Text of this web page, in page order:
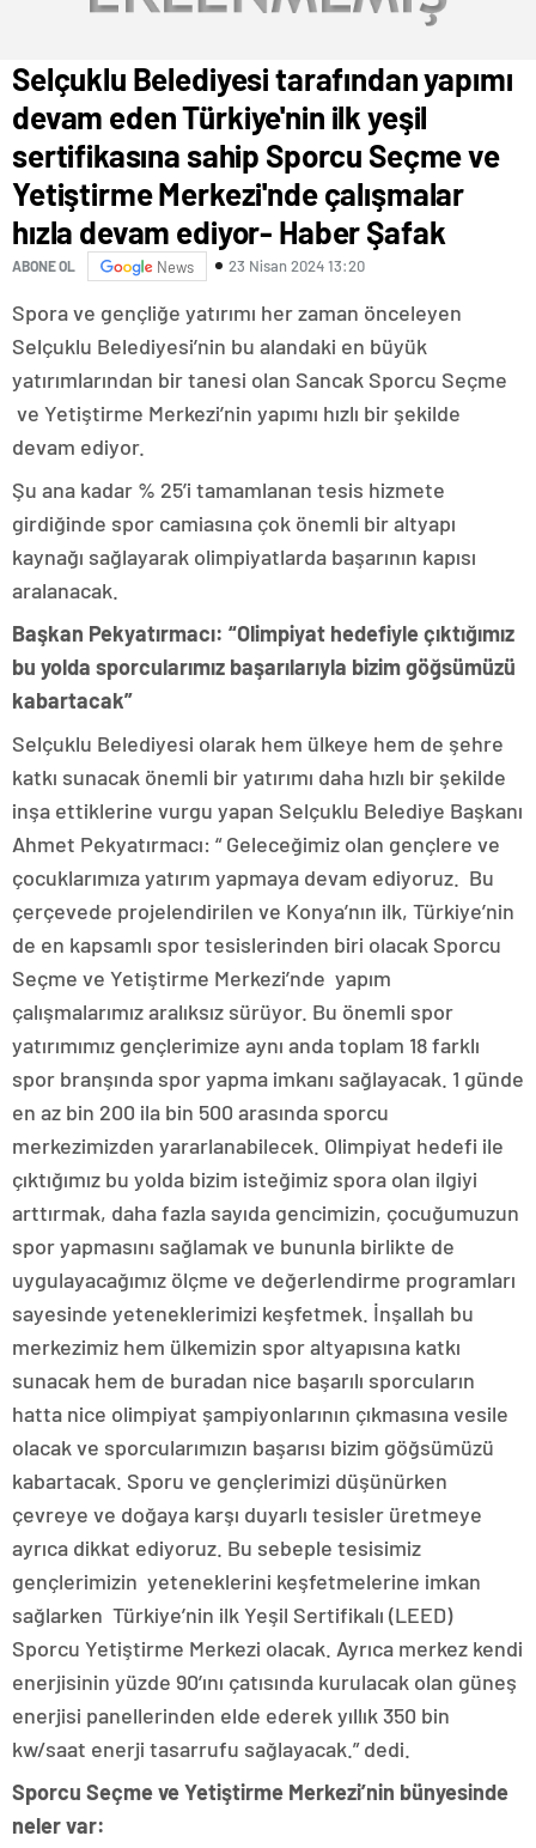
Selçuklu Belediyesi tarafından yapımı
devam eden Türkiye'nin ilk yeşil
sertifikasına sahip Sporcu Seçme ve
Yetiştirme Merkezi'nde çalışmalar
hızla devam ediyor- Haber Şafak
ABONE OL News 23 Nisan 2024 13:20
Spora ve gençliğe yatırımı her zaman önceleyen
Selçuklu Belediyesi’nin bu alandaki en büyük
yatırımlarından bir tanesi olan Sancak Sporcu Seçme
ve Yetiştirme Merkezi’nin yapımı hızlı bir şekilde
devam ediyor.
Şu ana kadar % 25’i tamamlanan tesis hizmete
girdiğinde spor camiasına çok önemli bir altyapı
kaynağı sağlayarak olimpiyatlarda başarının kapısı
aralanacak.
Başkan Pekyatırmacı: “Olimpiyat hedefiyle çıktığımız
bu yolda sporcularımız başarılarıyla bizim göğsümüzü
kabartacak”
Selçuklu Belediyesi olarak hem ülkeye hem de şehre
katkı sunacak önemli bir yatırımı daha hızlı bir şekilde
inşa ettiklerine vurgu yapan Selçuklu Belediye Başkanı
Ahmet Pekyatırmacı: “ Geleceğimiz olan gençlere ve
çocuklarımıza yatırım yapmaya devam ediyoruz. Bu
çerçevede projelendirilen ve Konya’nın ilk, Türkiye’nin
de en kapsamlı spor tesislerinden biri olacak Sporcu
Seçme ve Yetiştirme Merkezi’nde yapım
çalışmalarımız aralıksız sürüyor. Bu önemli spor
yatırımımız gençlerimize aynı anda toplam 18 farklı
spor branşında spor yapma imkanı sağlayacak. 1 günde
en az bin 200 ila bin 500 arasında sporcu
merkezimizden yararlanabilecek. Olimpiyat hedefi ile
çıktığımız bu yolda bizim isteğimiz spora olan ilgiyi
arttırmak, daha fazla sayıda gencimizin, çocuğumuzun
spor yapmasını sağlamak ve bununla birlikte de
uygulayacağımız ölçme ve değerlendirme programları
sayesinde yeteneklerimizi keşfetmek. İnşallah bu
merkezimiz hem ülkemizin spor altyapısına katkı
sunacak hem de buradan nice başarılı sporcuların
hatta nice olimpiyat şampiyonlarının çıkmasına vesile
olacak ve sporcularımızın başarısı bizim göğsümüzü
kabartacak. Sporu ve gençlerimizi düşünürken
çevreye ve doğaya karşı duyarlı tesisler üretmeye
ayrıca dikkat ediyoruz. Bu sebeple tesisimiz
gençlerimizin yeteneklerini keşfetmelerine imkan
sağlarken Türkiye’nin ilk Yeşil Sertifikalı (LEED)
Sporcu Yetiştirme Merkezi olacak. Ayrıca merkez kendi
enerjisinin yüzde 90’ını çatısında kurulacak olan güneş
enerjisi panellerinden elde ederek yıllık 350 bin
kw/saat enerji tasarrufu sağlayacak.” dedi.
Sporcu Seçme ve Yetiştirme Merkezi’nin bünyesinde
neler var: